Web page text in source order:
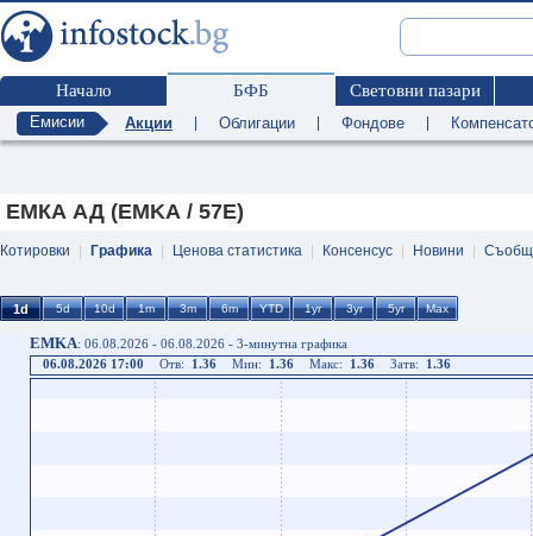
Начало БФБ Световни пазари
Емисии Акции Облигации Фондове
ЕМКА АД (EMKA / 57E)
Котировки Графика Ценова статистика Консенсус Новини
EMKA: 06.08.2026 - 06.08.2026 - 3-минутна графика
06.08.2026 17:00
Отв: 1.36 Мин: 1.36 Макс: 1.36 Затв: 1.36